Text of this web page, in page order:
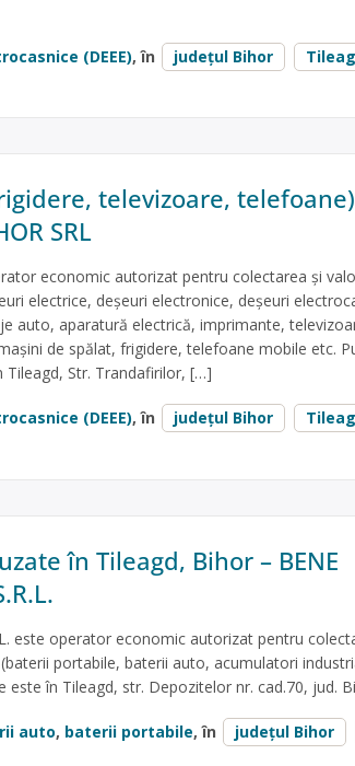
(DEEE), în județul Bihor
televizoare,
SRL
economic autorizat pentru colectarea și
electrice, deșeuri electronice, deșeuri
auto, aparatură electrică, imprimante,
de spălat, frigidere, telefoane mobile etc.
Tileagd, Str. Trandafirilor, […]
(DEEE), în județul Bihor
în Tileagd, Bihor – BENE
este operator economic autorizat pentru
portabile, baterii auto, acumulatori
este în Tileagd, str. Depozitelor nr. cad.70, jud.
auto, baterii portabile, în județul Bihor